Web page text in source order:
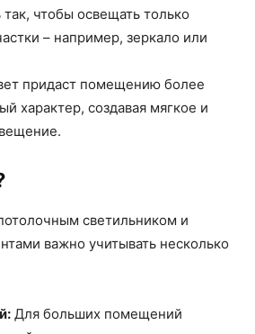
чтобы освещать только
– например, зеркало или
придаст помещению более
характер, создавая мягкое и
светильником и
важно учитывать несколько
Для больших помещений